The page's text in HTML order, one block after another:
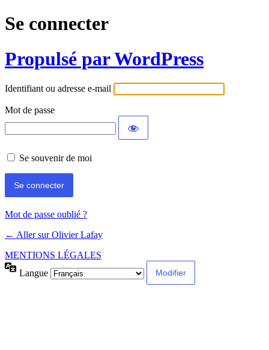
Se connecter
Propulsé par WordPress
Identifiant ou adresse e-mail
Mot de passe
Se souvenir de moi
Mot de passe oublié ?
← Aller sur Olivier Lafay
MENTIONS LÉGALES
Langue